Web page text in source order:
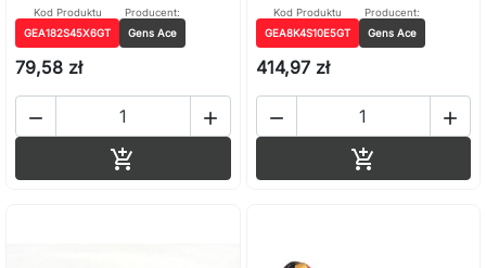
Kod Produktu
GEA182S45X6GT
Producent:
Gens Ace
79,58 zł
 

Kod Produktu
GEA8K4S10E5GT
Producent:
Gens Ace
414,97 zł
 
